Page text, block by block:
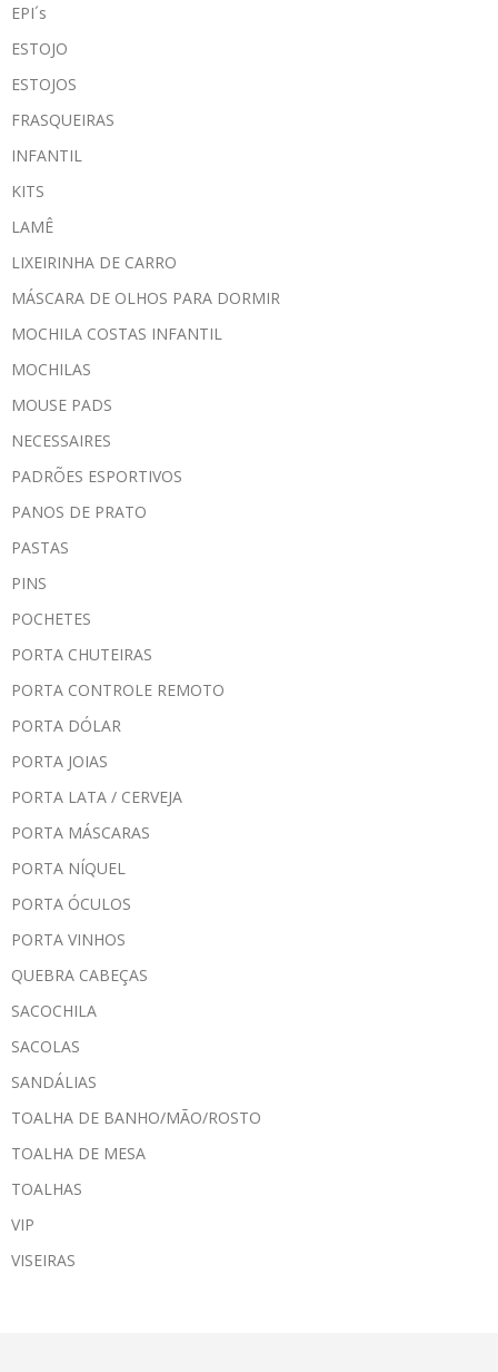
EPI´s
ESTOJO
ESTOJOS
FRASQUEIRAS
INFANTIL
KITS
LAMÊ
LIXEIRINHA DE CARRO
MÁSCARA DE OLHOS PARA DORMIR
MOCHILA COSTAS INFANTIL
MOCHILAS
MOUSE PADS
NECESSAIRES
PADRÕES ESPORTIVOS
PANOS DE PRATO
PASTAS
PINS
POCHETES
PORTA CHUTEIRAS
PORTA CONTROLE REMOTO
PORTA DÓLAR
PORTA JOIAS
PORTA LATA / CERVEJA
PORTA MÁSCARAS
PORTA NÍQUEL
PORTA ÓCULOS
PORTA VINHOS
QUEBRA CABEÇAS
SACOCHILA
SACOLAS
SANDÁLIAS
TOALHA DE BANHO/MÃO/ROSTO
TOALHA DE MESA
TOALHAS
VIP
VISEIRAS